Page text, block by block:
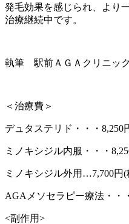
発毛効果を感じられ、より
治療継続中です。
執筆 駅前ＡＧＡクリニ
＜治療費＞
デュタステリド・・・8,250
ミノキシジル内服・・・
ミノキシジル外用…7,700円(
AGAメソセラピー療法・・
<副作用>